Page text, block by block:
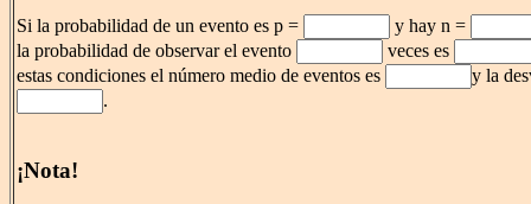
Si la probabilidad de un evento es p =
y hay n =
la probabilidad de observar el evento
veces es
estas condiciones el número medio de eventos es
y la
.
¡Nota!